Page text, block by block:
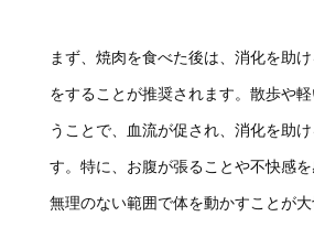
まず、焼肉を食べた後は、消化を助
をすることが推奨されます。散歩や
うことで、血流が促され、消化を助
す。特に、お腹が張ることや不快感を
無理のない範囲で体を動かすことが大